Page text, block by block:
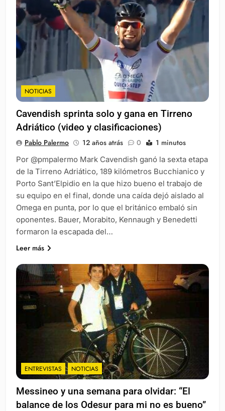
NOTICIAS
Cavendish sprinta solo y gana en Tirreno
Adriático (video y clasificaciones)
Pablo Palermo 12 años atrás 0 1 minutos
Por @pmpalermo Mark Cavendish ganó la sexta etapa
de la Tirreno Adriático, 189 kilómetros Bucchianico y
Porto Sant’Elpidio en la que hizo bueno el trabajo de
su equipo en el final, donde una caída dejó aislado al
Omega en punta, por lo que el británico embaló sin
oponentes. Bauer, Morabito, Kennaugh y Benedetti
formaron la escapada del…
Leer más
ENTREVISTAS NOTICIAS
Messineo y una semana para olvidar: “El
balance de los Odesur para mi no es bueno”